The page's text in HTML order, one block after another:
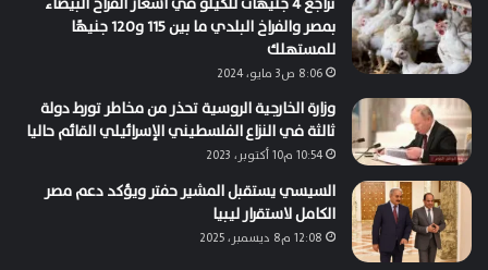
بمصر والفراخ البلدي ما بين 115 و120 جنيهًا
للمستهلك
8:06 ص3 مايو، 2024
وزارة الخارجية الروسية تحذر من مخاطر تورط دولة
ثالثة في النزاع الفلسطيني الإسرائيلي القائم حاليا
10:54 م10 أكتوبر، 2023
السيسي يستقبل المشير حفتر ويؤكد دعم مصر
الكامل لاستقرار ليبيا
12:08 م8 ديسمبر، 2025